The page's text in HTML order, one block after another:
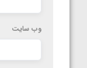
وب‌ سایت